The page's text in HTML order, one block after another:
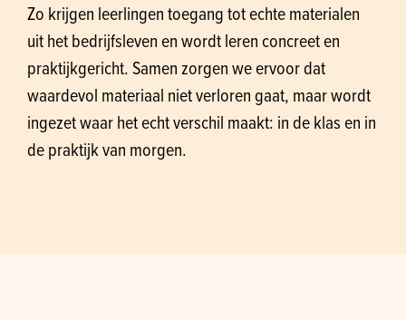
Zo krijgen leerlingen toegang tot echte materialen
uit het bedrijfsleven en wordt leren concreet en
praktijkgericht. Samen zorgen we ervoor dat
waardevol materiaal niet verloren gaat, maar wordt
ingezet waar het echt verschil maakt: in de klas en in
de praktijk van morgen.